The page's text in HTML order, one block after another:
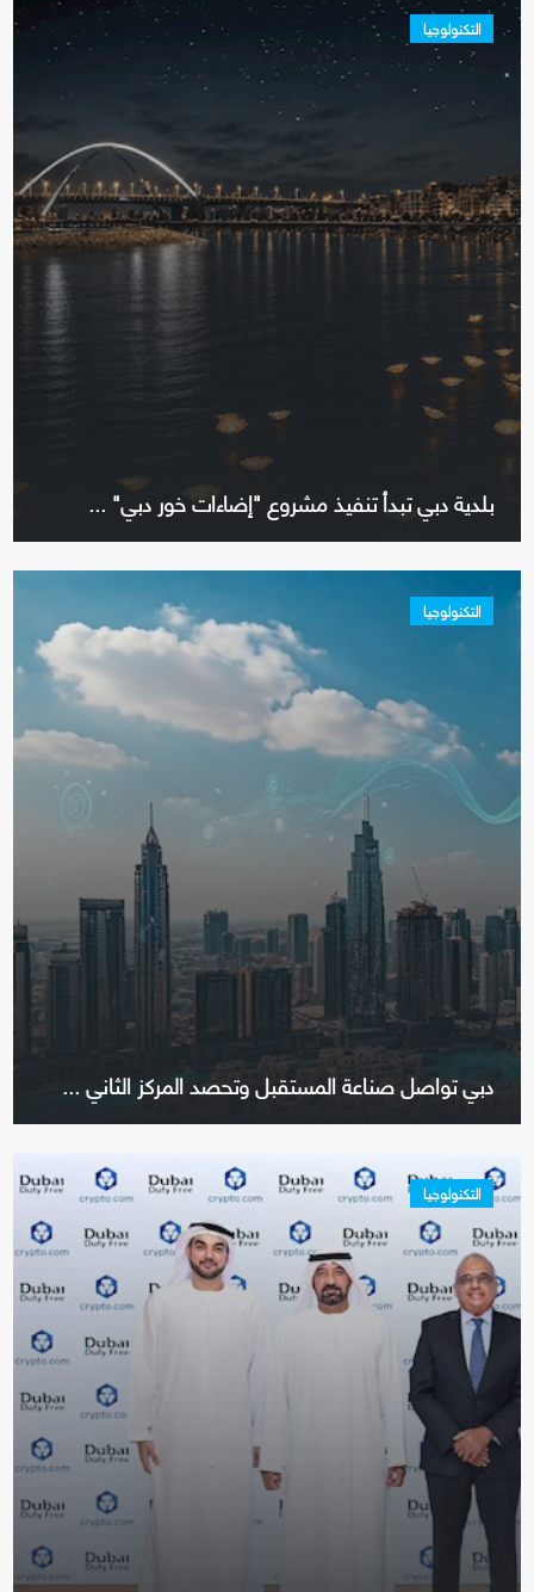
التكنولوجيا
بلدية دبي تبدأ تنفيذ مشروع "إضاءات خور دبي" ...
التكنولوجيا
دبي تواصل صناعة المستقبل وتحصد المركز الثاني ...
التكنولوجيا